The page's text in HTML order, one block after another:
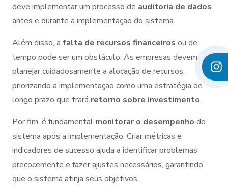
deve implementar um processo de auditoria de dados
antes e durante a implementação do sistema.
Além disso, a falta de recursos financeiros ou de
tempo pode ser um obstáculo. As empresas devem
planejar cuidadosamente a alocação de recursos,
priorizando a implementação como uma estratégia de
longo prazo que trará retorno sobre investimento.
Por fim, é fundamental monitorar o desempenho do
sistema após a implementação. Criar métricas e
indicadores de sucesso ajuda a identificar problemas
precocemente e fazer ajustes necessários, garantindo
que o sistema atinja seus objetivos.